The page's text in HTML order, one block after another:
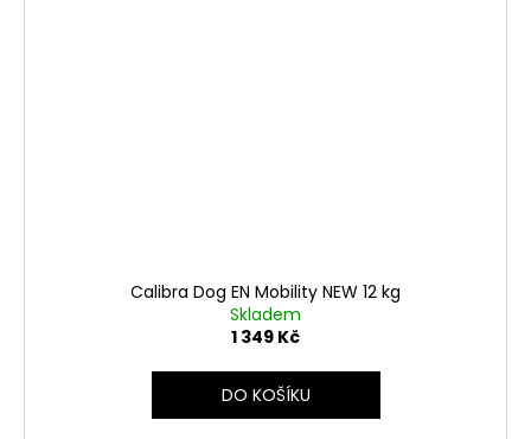
Calibra Dog EN Mobility NEW 12 kg
Skladem
1 349 Kč
DO KOŠÍKU